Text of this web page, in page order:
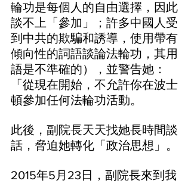
輪功是每個人的自由選擇，因此
談不上「參加」；許多中國人受
到中共的欺騙和誘導，使用帶有
傾向性的詞語談論法輪功，其用
語是不準確的），並警告她：
「從現在開始，不允許你在波士
頓參加任何法輪功活動。
此後，副院長天天找她長時間談
話，脅迫她轉化「政治思想」。
2015年5月23日，副院長來到我